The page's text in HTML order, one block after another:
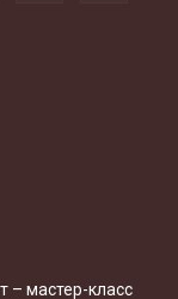
– мастер-класс